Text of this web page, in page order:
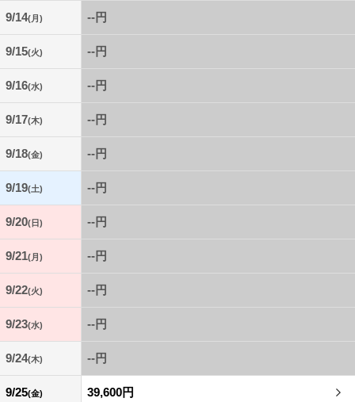
9/14(月) --円
9/15(火) --円
9/16(水) --円
9/17(木) --円
9/18(金) --円
9/19(土) --円
9/20(日) --円
9/21(月) --円
9/22(火) --円
9/23(水) --円
9/24(木) --円
9/25(金) 39,600円